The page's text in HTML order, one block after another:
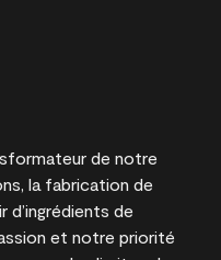
de notre
la fabrication de
de
et notre priorité